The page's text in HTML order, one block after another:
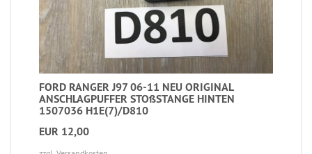
FORD RANGER J97 06-11 NEU ORIGINAL
ANSCHLAGPUFFER STOßSTANGE HINTEN
1507036 H1E(7)/D810
EUR 12,00